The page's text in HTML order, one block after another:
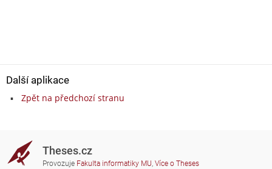
Další aplikace
Zpět na předchozí stranu
Theses.cz
Provozuje Fakulta informatiky MU, Více o Theses